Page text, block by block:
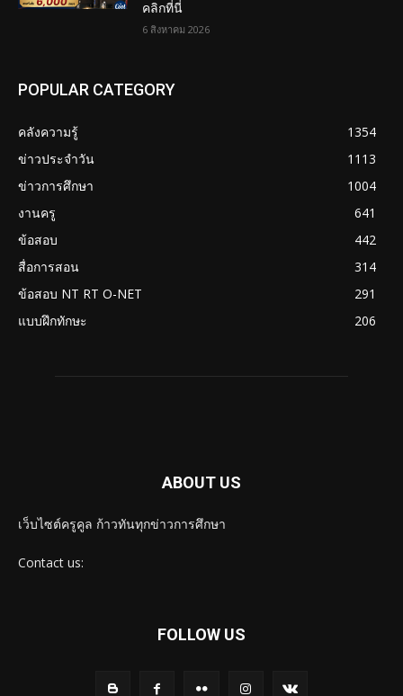
คลิกที่นี่
6 สิงหาคม 2026
POPULAR CATEGORY
คลังความรู้
1354
ข่าวประจำวัน
1113
ข่าวการศึกษา
1004
งานครู
641
ข้อสอบ
442
สื่อการสอน
314
ข้อสอบ NT RT O-NET
291
แบบฝึกทักษะ
206
ABOUT US
เว็บไซต์ครูคูล ก้าวทันทุกข่าวการศึกษา
Contact us:
FOLLOW US